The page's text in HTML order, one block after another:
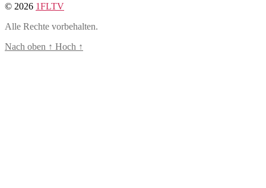
© 2026 1FLTV
Alle Rechte vorbehalten.
Nach oben ↑ Hoch ↑